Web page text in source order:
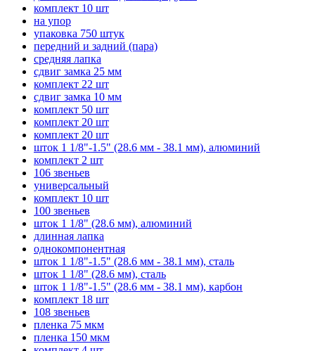
комплект 10 шт
на упор
упаковка 750 штук
передний и задний (пара)
средняя лапка
сдвиг замка 25 мм
комплект 22 шт
сдвиг замка 10 мм
комплект 50 шт
комплект 20 шт
комплект 20 шт
шток 1 1/8"-1.5" (28.6 мм - 38.1 мм), алюминий
комплект 2 шт
106 звеньев
универсальный
комплект 10 шт
100 звеньев
шток 1 1/8" (28.6 мм), алюминий
длинная лапка
однокомпонентная
шток 1 1/8"-1.5" (28.6 мм - 38.1 мм), сталь
шток 1 1/8" (28.6 мм), сталь
шток 1 1/8"-1.5" (28.6 мм - 38.1 мм), карбон
комплект 18 шт
108 звеньев
пленка 75 мкм
пленка 150 мкм